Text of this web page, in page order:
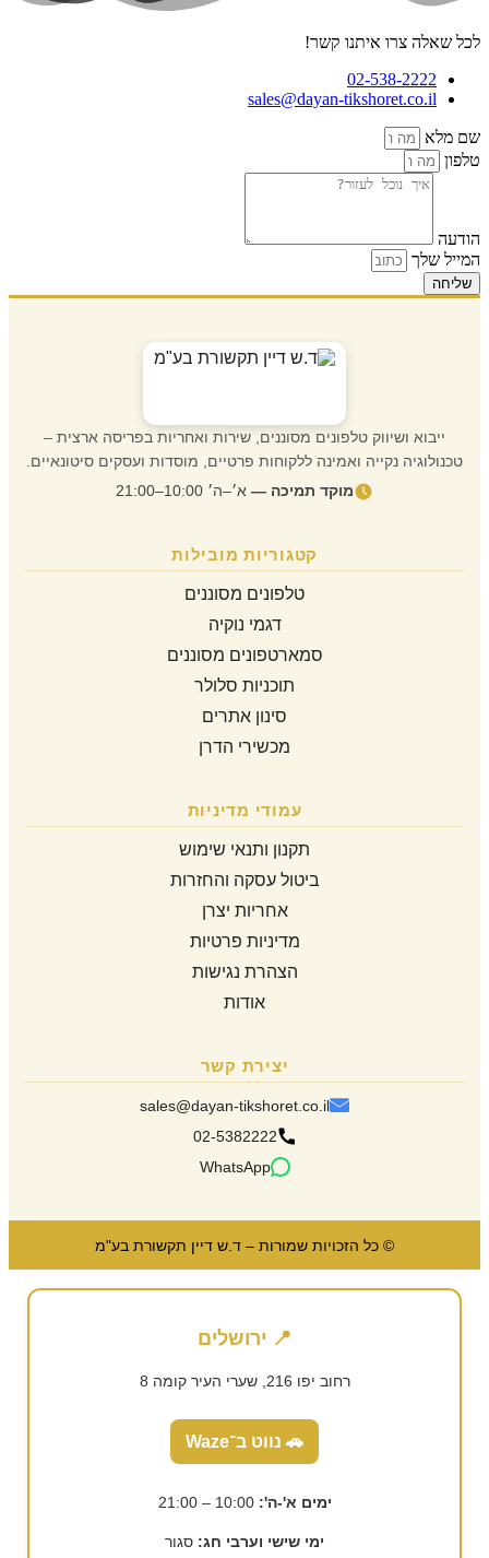
לכל שאלה צרו איתנו קשר!
02-538-2222
sales@dayan-tikshoret.co.il
שם מלא
טלפון
הודעה
המייל שלך
שליחה
ייבוא ושיווק טלפונים מסוננים, שירות ואחריות בפריסה ארצית –
טכנולוגיה נקייה ואמינה ללקוחות פרטיים, מוסדות ועסקים סיטונאיים.
מוקד תמיכה — א׳–ה׳ 10:00–21:00
קטגוריות מובילות
טלפונים מסוננים
דגמי נוקיה
סמארטפונים מסוננים
תוכניות סלולר
סינון אתרים
מכשירי הדרן
עמודי מדיניות
תקנון ותנאי שימוש
ביטול עסקה והחזרות
אחריות יצרן
מדיניות פרטיות
הצהרת נגישות
אודות
יצירת קשר
sales@dayan-tikshoret.co.il
02-5382222
WhatsApp
© כל הזכויות שמורות – ד.ש דיין תקשורת בע"מ
📍 ירושלים
רחוב יפו 216, שערי העיר קומה 8
🚗 נווט ב־Waze
ימים א'-ה': 10:00 – 21:00
ימי שישי וערבי חג: סגור